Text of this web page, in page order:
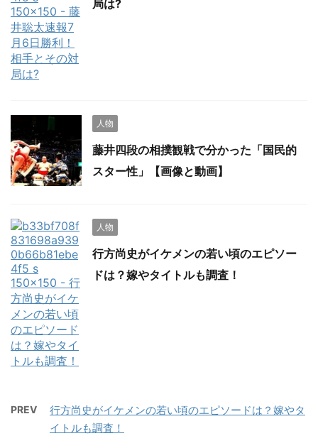
局は?
人物
藤井四段の相撲観戦で分かった「国民的
スター性」【画像と動画】
人物
行方尚史がイケメンの若い頃のエピソー
ドは？嫁やタイトルも調査！
PREV
行方尚史がイケメンの若い頃のエピソードは？嫁やタ
イトルも調査！